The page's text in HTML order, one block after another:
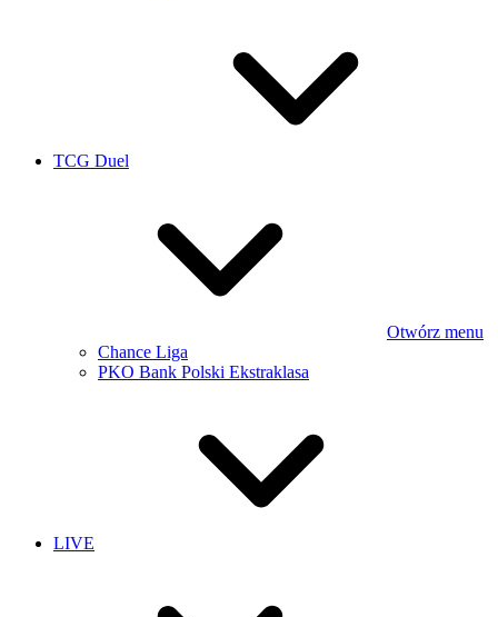
TCG Duel
Otwórz menu
Chance Liga
PKO Bank Polski Ekstraklasa
LIVE